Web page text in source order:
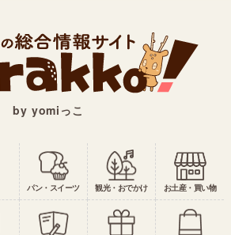
by yomiっこ
パン・スイーツ 観光・おでかけ お土産・買い物